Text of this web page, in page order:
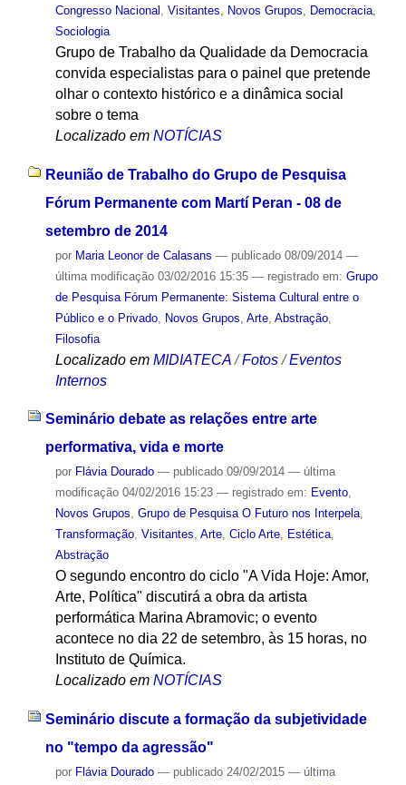
Congresso Nacional
Visitantes Novos Grupos Democracia,
Sociologia
Grupo de Trabalho da Qualidade da Democracia
convida especialistas para o painel que pretende
olhar o contexto histórico e a dinâmica social
sobre o tema
Localizado em NOTÍCIAS
Reunião de Trabalho do Grupo de Pesquisa
Fórum Permanente com Martí Peran - 08 de
setembro de 2014
por Maria Leonor de Calasans — publicado08/09/2014 —
última modificação03/02/2016 15:35 — registrado em: Grupo
de Pesquisa Fórum Permanente: Sistema Cultural entre o
Público e o Privado, Novos Grupos Arte, Abstração,
Filosofia
Localizado em MIDIATECA /Fotos /Eventos
Internos
Seminário debate as relações entre arte
performativa, vida e morte
por Flávia Dourado — publicado09/09/2014 — última
modificação04/02/2016 15:23 — registrado em: Evento,
Novos Grupos, Grupo de Pesquisa O Futuro nos Interpela,
Transformação, Visitantes, Arte, Ciclo Arte, Estética,
Abstração
O segundo encontro do ciclo "A Vida Hoje: Amor,
Arte, Política" discutirá a obra da artista
performática Marina Abramovic; o evento
acontece no dia 22 de setembro, às 15 horas, no
Instituto de Química.
Localizado em NOTÍCIAS
Seminário discute a formação da subjetividade
no "tempo da agressão"
por Flávia Dourado — publicado24/02/2015 — última